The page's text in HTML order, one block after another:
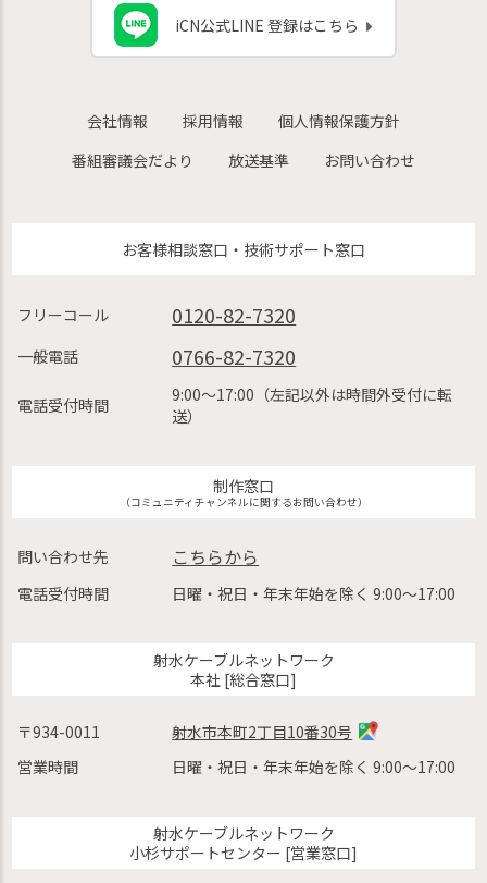
iCN公式LINE 登録はこちら
会社情報 採用情報
個人情報保護方針
番組審議会だより
放送基準 お問い合わせ
お客様相談窓口・技術サポート窓口
フリーコール 0120-82-7320
一般電話 0766-82-7320
電話受付時間
9:00〜17:00（左記以外は時間外受付に転
送）
制作窓口
（コミュニティチャンネルに関するお問い合わせ）
問い合わせ先 こちらから
電話受付時間 日曜・祝日・年末年始を除く 9:00〜17:00
射水ケーブルネットワーク
本社 [総合窓口]
〒934-0011
射水市本町2丁目10番30号
営業時間
日曜・祝日・年末年始を除く 9:00〜17:00
射水ケーブルネットワーク
小杉サポートセンター [営業窓口]